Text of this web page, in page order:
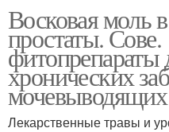
Восковая моль
простаты.
фитопрепараты
хронических
Лекарственные травы и